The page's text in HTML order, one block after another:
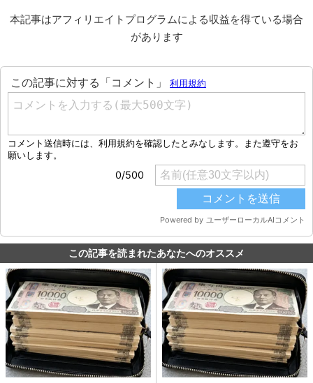
本記事はアフィリエイトプログラムによる収益を得ている場合
があります
この記事を読まれたあなたへのオススメ